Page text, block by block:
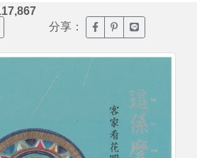
分享： 臉書分享(另開新視窗)
噗浪分享(另開新
Line分享(另